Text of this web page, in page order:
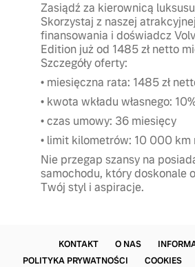
Zasiądź za kierownicą
Skorzystaj z naszej
finansowania i doświadcz
Edition już od 1485 zł netto
Szczegóły oferty:
• miesięczna rata: 1485 zł
• kwota wkładu własnego:
• czas umowy: 36 miesięcy
• limit kilometrów: 10 000 km
Nie przegap szansy na
samochodu, który doskonale
Twój styl i aspiracje.
KONTAKT O NAS
POLITYKA PRYWATNOŚCI
COOKIES